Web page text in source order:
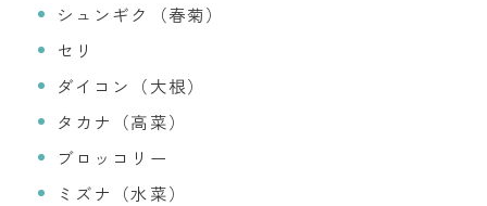
シュンギク（春菊）
セリ
ダイコン（大根）
タカナ（高菜）
ブロッコリー
ミズナ（水菜）